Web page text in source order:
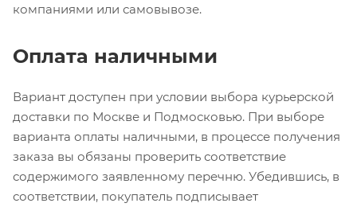
компаниями или самовывозе.
Оплата наличными
Вариант доступен при условии выбора курьерской
доставки по Москве и Подмосковью. При выборе
варианта оплаты наличными, в процессе получения
заказа вы обязаны проверить соответствие
содержимого заявленному перечню. Убедившись, в
соответствии, покупатель подписывает